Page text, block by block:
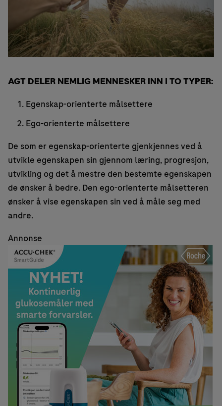
AGT DELER NEMLIG MENNESKER INN I TO TYPER:
Egenskap-orienterte målsettere
Ego-orienterte målsettere
De som er egenskap-orienterte gjenkjennes ved å
utvikle egenskapen sin gjennom læring, progresjon,
utvikling og det å mestre den bestemte egenskapen
de ønsker å bedre. Den ego-orienterte målsetteren
ønsker å vise egenskapen sin ved å måle seg med
andre.
Annonse